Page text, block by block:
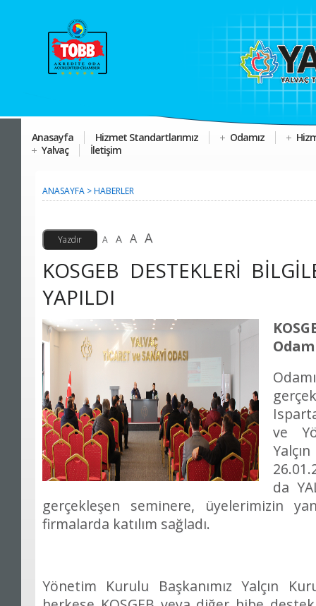
Anasayfa Hizmet Standartlarımız Odamız
Yalvaç
İletişim
ANASAYFA >HABERLER
A A A A
KOSGEB DESTEKLERİ
YAPILDI
ve
da
gerçekleşen seminere, üyelerimizin
firmalarda katılım sağladı.
Yönetim Kurulu Başkanımız Yalçın